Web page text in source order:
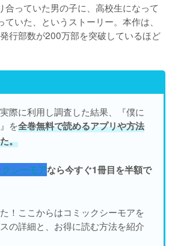
合っていた男の子に、高校生になって
いた、というストーリー。本作は、
行部数が200万部を突破しているほど
際に利用し調査した結果、『僕に
を全巻無料で読めるアプリや方法
。
シーモアなら今すぐ1冊目を半額で
！ここからはコミックシーモアを
の詳細と、お得に読む方法を紹介